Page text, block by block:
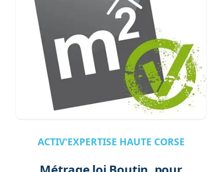
ACTIV'EXPERTISE HAUTE CORSE